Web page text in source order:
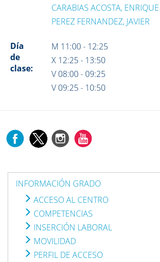
CARABIAS ACOSTA, ENRIQUE
PEREZ FERNANDEZ, JAVIER
Día
de
clase:
M 11:00 - 12:25
X 12:25 - 13:50
V 08:00 - 09:25
V 09:25 - 10:50
INFORMACIÓN GRADO
ACCESO AL CENTRO
COMPETENCIAS
INSERCIÓN LABORAL
MOVILIDAD
PERFIL DE ACCESO